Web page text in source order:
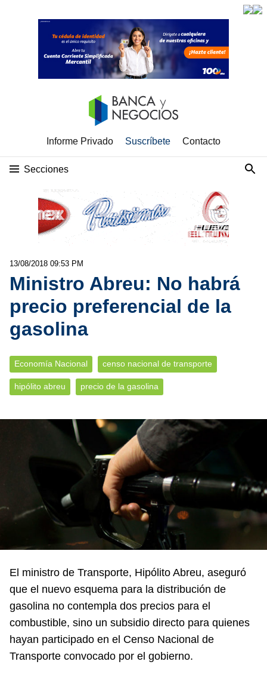
Informe Privado Suscríbete Contacto
Secciones
13/08/2018 09:53 PM
Ministro Abreu: No habrá
precio preferencial de la
gasolina
Economía Nacional censo nacional de transporte
hipólito abreu precio de la gasolina
El ministro de Transporte, Hipólito Abreu, aseguró
que el nuevo esquema para la distribución de
gasolina no contempla dos precios para el
combustible, sino un subsidio directo para quienes
hayan participado en el Censo Nacional de
Transporte convocado por el gobierno.